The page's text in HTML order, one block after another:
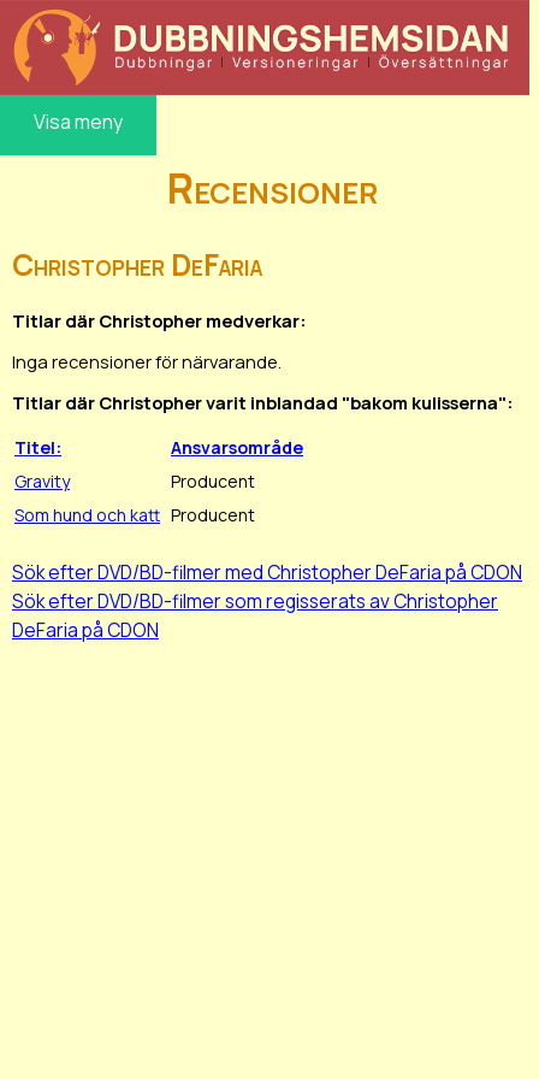
Visa meny
Recensioner
Christopher DeFaria
Titlar där Christopher medverkar:
Inga recensioner för närvarande.
Titlar där Christopher varit inblandad "bakom kulisserna":
Titel:
Ansvarsområde
Gravity
Producent
Som hund och katt Producent
Sök efter DVD/BD-filmer med Christopher DeFaria på CDON
Sök efter DVD/BD-filmer som regisserats av Christopher
DeFaria på CDON